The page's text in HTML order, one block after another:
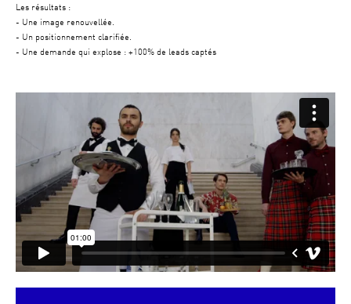
Les résultats :
- Une image renouvellée.
- Un positionnement clarifiée.
- Une demande qui explose : +100% de leads captés